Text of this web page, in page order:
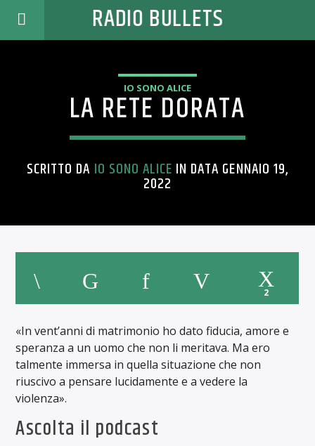
RADIO BULLETS
IO SONO ALICE
LA RETE DORATA
SCRITTO DA IO SONO ALICE IN DATA GENNAIO 19,
2022
2
«In vent’anni di matrimonio ho dato fiducia, amore e
speranza a un uomo che non li meritava. Ma ero
talmente immersa in quella situazione che non
riuscivo a pensare lucidamente e a vedere la
violenza».
Ascolta il podcast